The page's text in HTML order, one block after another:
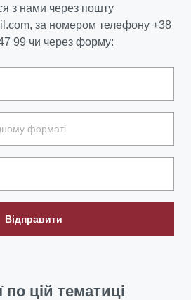
з нами через пошту
, за номером телефону +38
99 чи через форму:
Відправити
по цій тематиці